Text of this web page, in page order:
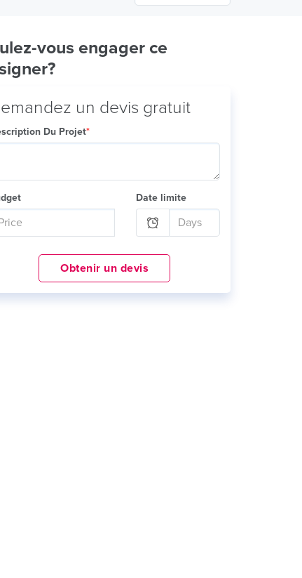
vous engager ce
un devis gratuit
Du Projet*
Date limite
Obtenir un devis